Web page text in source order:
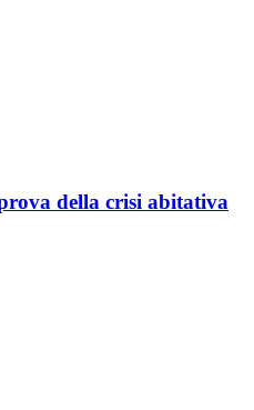
della crisi abitativa